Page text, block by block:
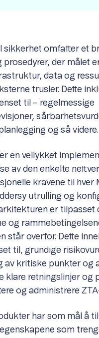
sikkerhet omfatter et
prosedyrer, der målet
data og
trusler. Dette
til – regelmessige
og så videre.
en vellykket
av den enkelte
kravene til hver
utrulling og
er tilpasset
og
står overfor. Dette
til, grundige
av kritiske punkter og
klare retningslinjer og
og administrere
har som mål å
som